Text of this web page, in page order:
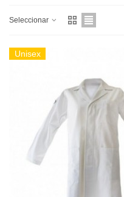
Seleccionar
Unisex